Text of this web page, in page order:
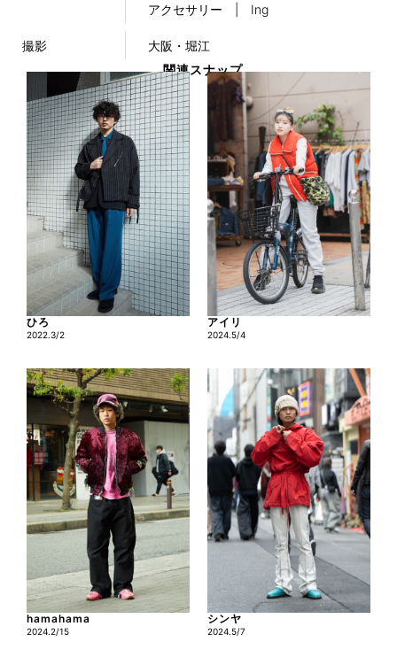
アクセサリー | Ing
撮影
大阪・堀江
関連スナップ
ひろ
2022.3/2
アイリ
2024.5/4
hamahama
2024.2/15
シンヤ
2024.5/7